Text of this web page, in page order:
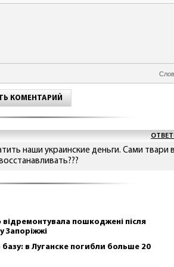
КОМЕНТАРИЙ
наши украинские деньги. Сами твари
пошкоджені після
Запоріжжі
в Луганске погибли больше 20